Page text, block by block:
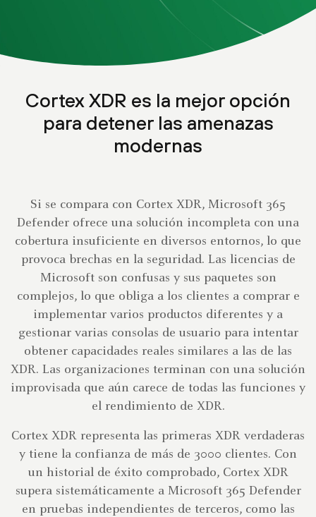
Cortex XDR es la mejor opción
para detener las amenazas
modernas
Si se compara con Cortex XDR, Microsoft 365
Defender ofrece una solución incompleta con una
cobertura insuficiente en diversos entornos, lo que
provoca brechas en la seguridad. Las licencias de
Microsoft son confusas y sus paquetes son
complejos, lo que obliga a los clientes a comprar e
implementar varios productos diferentes y a
gestionar varias consolas de usuario para intentar
obtener capacidades reales similares a las de las
XDR. Las organizaciones terminan con una solución
improvisada que aún carece de todas las funciones y
el rendimiento de XDR.
Cortex XDR representa las primeras XDR verdaderas
y tiene la confianza de más de 3000 clientes. Con
un historial de éxito comprobado, Cortex XDR
supera sistemáticamente a Microsoft 365 Defender
en pruebas independientes de terceros, como las